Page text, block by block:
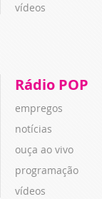
vídeos
Rádio POP
empregos
notícias
ouça ao vivo
programação
vídeos